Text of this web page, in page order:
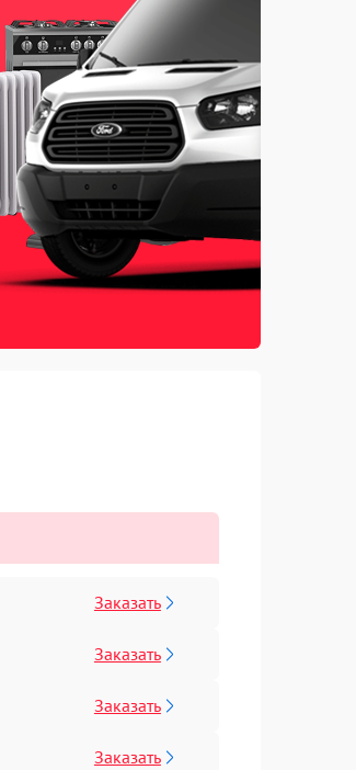
Заказать
Заказать
Заказать
Заказать